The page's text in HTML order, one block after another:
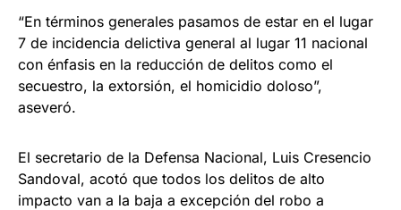
“En términos generales pasamos de estar en el lugar
7 de incidencia delictiva general al lugar 11 nacional
con énfasis en la reducción de delitos como el
secuestro, la extorsión, el homicidio doloso”,
aseveró.
El secretario de la Defensa Nacional, Luis Cresencio
Sandoval, acotó que todos los delitos de alto
impacto van a la baja a excepción del robo a